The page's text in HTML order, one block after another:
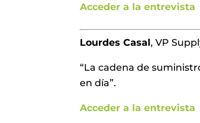
Acceder a la entrevista
Lourdes Casal, VP
“La cadena de
en día”.
Acceder a la entrevista